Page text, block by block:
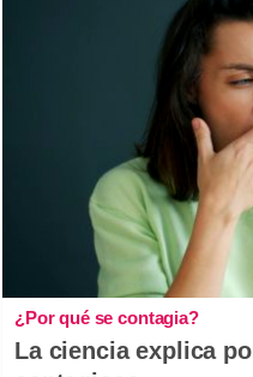
¿Por qué se contagia?
La ciencia explica